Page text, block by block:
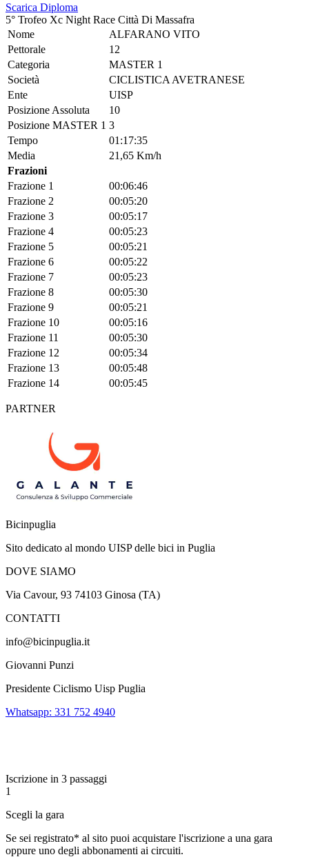
Scarica Diploma
5° Trofeo Xc Night Race Città Di Massafra
Nome
ALFARANO VITO
Pettorale
12
Categoria
MASTER 1
Società
CICLISTICA AVETRANESE
Ente
UISP
Posizione Assoluta
10
Posizione MASTER 1 3
Tempo
01:17:35
Media
21,65 Km/h
Frazioni
Frazione 1
00:06:46
Frazione 2
00:05:20
Frazione 3
00:05:17
Frazione 4
00:05:23
Frazione 5
00:05:21
Frazione 6
00:05:22
Frazione 7
00:05:23
Frazione 8
00:05:30
Frazione 9
00:05:21
Frazione 10
00:05:16
Frazione 11
00:05:30
Frazione 12
00:05:34
Frazione 13
00:05:48
Frazione 14
00:05:45
PARTNER
Bicinpuglia
Sito dedicato al mondo UISP delle bici in Puglia
DOVE SIAMO
Via Cavour, 93 74103 Ginosa (TA)
CONTATTI
info@bicinpuglia.it
Giovanni Punzi
Presidente Ciclismo Uisp Puglia
Whatsapp: 331 752 4940
Iscrizione in 3 passaggi
1
Scegli la gara
Se sei registrato* al sito puoi acquistare l'iscrizione a una gara
oppure uno degli abbonamenti ai circuiti.